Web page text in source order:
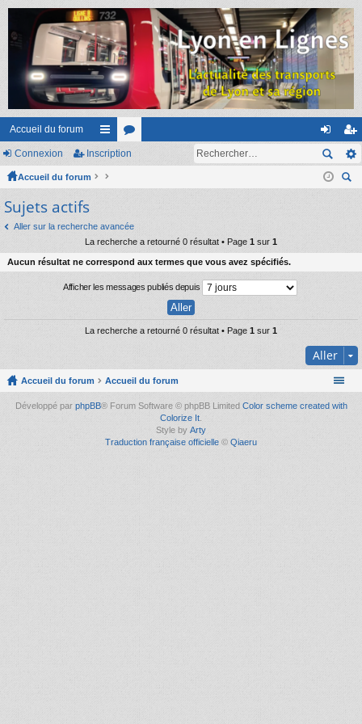
Accueil du forum
ac
co
ci
s
or
s
on
ne
ns
cri
Connexion Inscription
Accueil du forum
Sujets actifs
Aller sur la recherche avancée
La recherche a retourné 0 résultat • Page 1 sur 1
Aucun résultat ne correspond aux termes que vous avez spécifiés.
Afficher les messages publiés depuis
La recherche a retourné 0 résultat • Page 1 sur 1
Aller
Accueil du forum Accueil du forum
Développé par phpBB® Forum Software © phpBB Limited Color scheme created with
Colorize It
Style by Arty
Traduction française officielle © Qiaeru